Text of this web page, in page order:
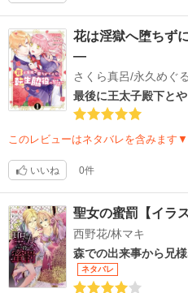
花は淫獄へ堕ちず
―
さくら真呂/永久めぐ
最後に王太子殿下と
このレビューはネタバレを含みます▼
いいね 0件
聖女の蜜罰【イラ
西野花/林マキ
森での出来事から兄
ネタバレ